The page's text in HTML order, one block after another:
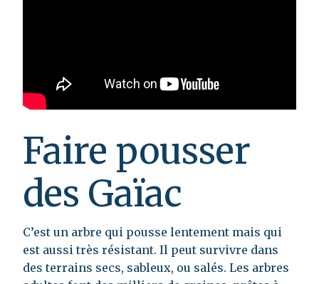
Faire pousser
des Gaïac
C’est un arbre qui pousse lentement mais qui
est aussi très résistant. Il peut survivre dans
des terrains secs, sableux, ou salés. Les arbres